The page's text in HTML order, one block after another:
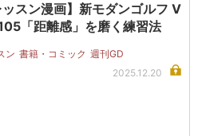
ッスン漫画】新モダンゴルフ V
「距離感」を磨く練習法
ン 書籍・コミック 週刊GD
2025.12.20